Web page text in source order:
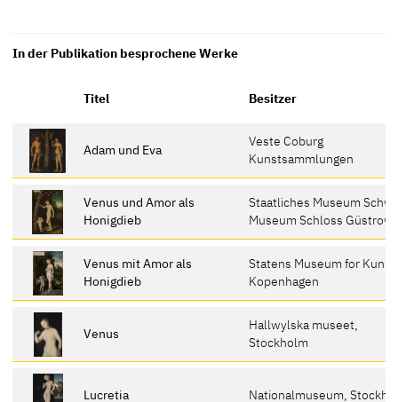
In der Publikation besprochene Werke
Titel Besitzer
Adam und Eva
Veste Coburg
Kunstsammlungen
Venus und Amor als
Honigdieb
Staatliches Museum
Museum Schloss Güstrow
Venus mit Amor als
Honigdieb
Statens Museum for
Kopenhagen
Venus
Hallwylska museet,
Stockholm
Lucretia Nationalmuseum,